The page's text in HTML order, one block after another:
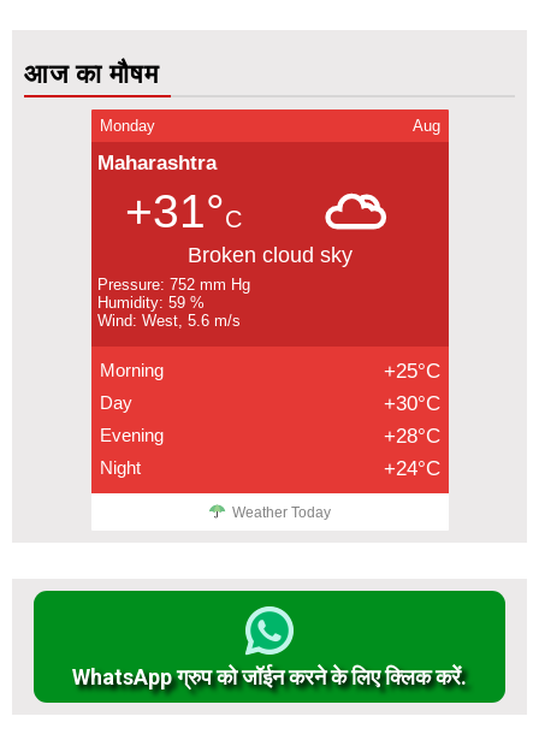
आज का मौषम
Monday Aug
Maharashtra
+31°C
Broken cloud sky
Pressure: 752 mm Hg
Humidity: 59 %
Wind: West, 5.6 m/s
Morning +25°C
Day +30°C
Evening +28°C
Night +24°C
Weather Today
WhatsApp ग्रुप को जॉईन करने के लिए क्लिक करें.